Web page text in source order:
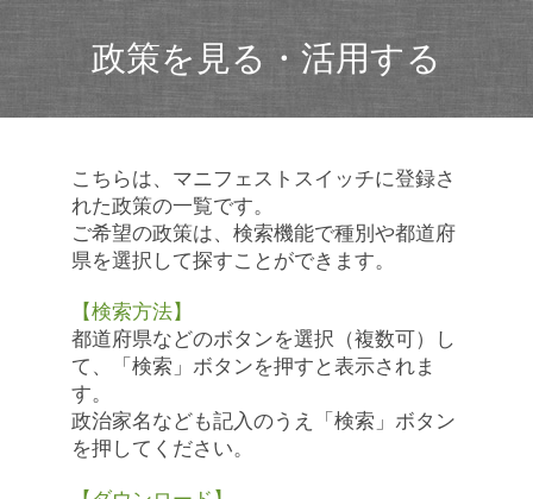
政策を見る・活用する
こちらは、マニフェストスイッチに登録さ
れた政策の一覧です。
ご希望の政策は、検索機能で種別や都道府
県を選択して探すことができます。
【検索方法】
都道府県などのボタンを選択（複数可）し
て、「検索」ボタンを押すと表示されま
す。
政治家名なども記入のうえ「検索」ボタン
を押してください。